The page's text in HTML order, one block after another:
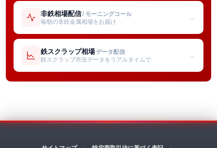
非鉄相場配信/ モーニングコール
毎朝の非鉄金属相場をお届け
→
鉄スクラップ相場 データ配信
鉄スクラップ市況データをリアルタイムで
→